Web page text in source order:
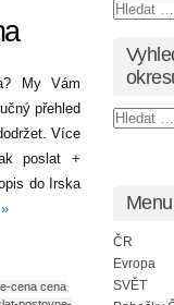
My Vám
přehled
Více
poslat +
do Irska
»
cena cena
Menu
ČR
Evropa
SVĚT